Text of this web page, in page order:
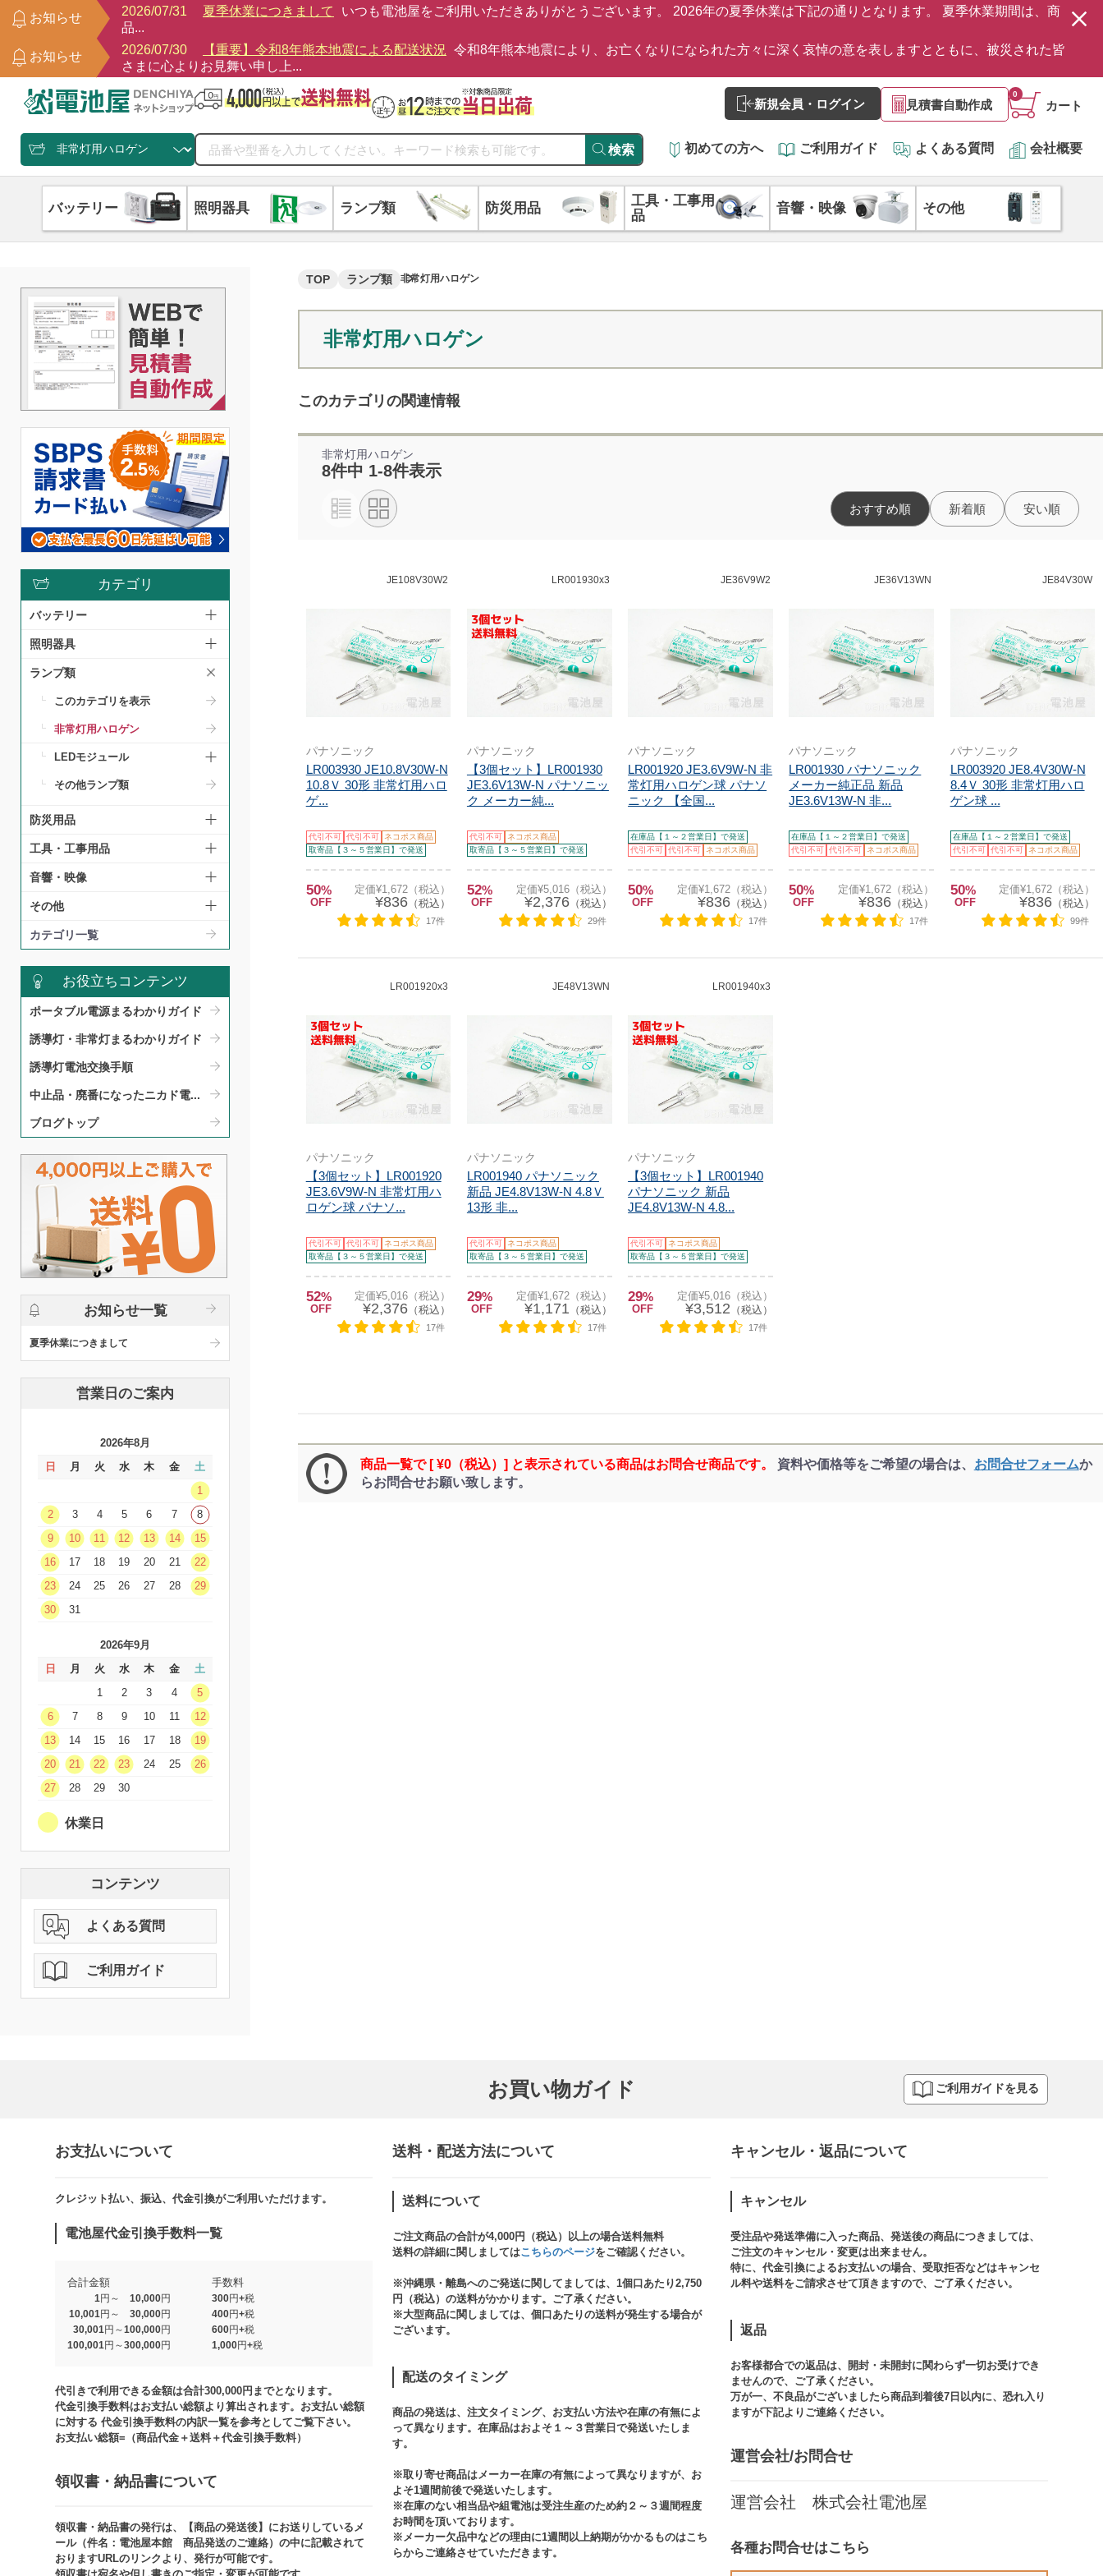
お知らせ
2026/07/31 夏季休業につきまして
いつも電池屋をご利用いただきありがとうございます。 2026年の夏季休業は下記の通りとなります。 夏季休業期間は、商
品...
お知らせ
2026/07/30 【重要】令和8年熊本地震による配送状況 令和8年熊本地震により、お亡くなりになられた方々に深く哀悼の意を表しますとともに、被災された皆
さまに心よりお見舞い申し上...
新規会員・ログイン 見積書自動作成 カート
0
検索 初めての方へ ご利用ガイド よくある質問 会社概要
バッテリー 照明器具 ランプ類 防災用品
工具・工事用
品
音響・映像 その他
カテゴリ
バッテリー
照明器具
ランプ類
このカテゴリを表示
非常灯用ハロゲン
LEDモジュール
その他ランプ類
防災用品
工具・工事用品
音響・映像
その他
カテゴリ一覧
お役立ちコンテンツ
ポータブル電源まるわかりガイド​
誘導灯・非常灯まるわかりガイド​
誘導灯電池交換手順​
中止品・廃番になったニカド電...
ブログトップ
お知らせ一覧
夏季休業につきまして
営業日のご案内
2026年8月
日
月 火 水 木 金
土
1
2
3 4 5 6 7
8
9
10 11 12 13 14
15
16
17 18 19 20 21
22
23
24 25 26 27 28
29
30
31
2026年9月
日
月 火 水 木 金
土
1
2 3 4
5
6
7 8 9 10 11
12
13
14 15 16 17 18
19
20
21 22 23 24 25
26
27
28 29 30
休業日
コンテンツ
よくある質問
ご利用ガイド
TOP ランプ類 非常灯用ハロゲン
非常灯用ハロゲン
このカテゴリの関連情報
非常灯用ハロゲン
8件中 1-8件表示
おすすめ順 新着順 安い順
JE108V30W2
パナソニック
LR003930 JE10.8V30W-N
10.8Ｖ 30形 非常灯用ハロ
ゲ...
代引不可 代引不可 ネコポス商品
取寄品【３～５営業日】で発送
50%
OFF
定価¥1,672（税込）
¥836 （税込）
17件
LR001930x3
パナソニック
【3個セット】LR001930
JE3.6V13W-N パナソニッ
ク メーカー純...
代引不可 ネコポス商品
取寄品【３～５営業日】で発送
52%
OFF
定価¥5,016（税込）
¥2,376（税込）
29件
JE36V9W2
パナソニック
LR001920 JE3.6V9W-N 非
常灯用ハロゲン球 パナソ
ニック 【全国...
在庫品【１～２営業日】で発送
代引不可 代引不可 ネコポス商品
50%
OFF
定価¥1,672（税込）
¥836（税込）
17件
JE36V13WN
パナソニック
LR001930 パナソニック
メーカー純正品 新品
JE3.6V13W-N 非...
在庫品【１～２営業日】で発送
代引不可 代引不可 ネコポス商品
50%
OFF
定価¥1,672（税込）
¥836（税込）
17件
JE84V30W
パナソニック
LR003920 JE8.4V30W-N
8.4Ｖ 30形 非常灯用ハロ
ゲン球 ...
在庫品【１～２営業日】で発送
代引不可 代引不可 ネコポス商品
50%
OFF
定価¥1,672（税込）
¥836 （税込）
99件
LR001920x3
パナソニック
【3個セット】LR001920
JE3.6V9W-N 非常灯用ハ
ロゲン球 パナソ...
代引不可 代引不可 ネコポス商品
取寄品【３～５営業日】で発送
52%
OFF
定価¥5,016（税込）
¥2,376 （税込）
17件
JE48V13WN
パナソニック
LR001940 パナソニック
新品 JE4.8V13W-N 4.8Ｖ
13形 非...
代引不可 ネコポス商品
取寄品【３～５営業日】で発送
29%
OFF
定価¥1,672（税込）
¥1,171 （税込）
17件
LR001940x3
パナソニック
【3個セット】LR001940
パナソニック 新品
JE4.8V13W-N 4.8...
代引不可 ネコポス商品
取寄品【３～５営業日】で発送
29%
OFF
定価¥5,016（税込）
¥3,512 （税込）
17件
商品一覧で [ ¥0（税込）] と表示されている商品はお問合せ商品です。 資料や価格等をご希望の場合は、 お問合せフォームか
らお問合せお願い致します。
お買い物ガイド ご利用ガイドを見る
お支払いについて
クレジット払い、振込、代金引換がご利用いただけます。​​
電池屋代金引換手数料一覧
合計金額 手数料
1円～ 10,000円
300円+税
10,001円～ 30,000円
400円+税
30,001円～100,000円
600円+税
100,001円～300,000円
1,000円+税​
代引きで利用できる金額は合計300,000円までとなります。
代金引換手数料はお支払い総額より算出されます。お支払い総額
に対する 代金引換手数料の内訳一覧を参考としてご覧下さい。​
お支払い総額=（商品代金＋送料＋代金引換手数料）​
領収書・納品書について​
領収書・納品書の発行は、【商品の発送後】にお送りしているメ
ール（件名：電池屋本館 商品発送のご連絡）の中に記載されて
おりますURLのリンクより、発行が可能です。
送料・配送方法について​
送料について
ご注文商品の合計が4,000円（税込）以上の場合送料無料
送料の詳細に関しましてはこちらのページをご確認ください。​
※沖縄県・離島へのご発送に関してましては、1個口あたり2,750
円（税込）の送料がかかります。ご了承ください。
※大型商品に関しましては、個口あたりの送料が発生する場合が
ございます。​
配送のタイミング
商品の発送は、注文タイミング、お支払い方法や在庫の有無によ
って異なります。在庫品はおよそ１～３営業日で発送いたしま
す。​
※取り寄せ商品はメーカー在庫の有無によって異なりますが、お
よそ1週間前後で発送いたします。
※在庫のない相当品や組電池は受注生産のため約２～３週間程度
お時間を頂いております。​
※メーカー欠品中などの理由に1週間以上納期がかかるものはこち
らからご連絡させていただきます。
キャンセル・返品について​
キャンセル
受注品や発送準備に入った商品、発送後の商品につきましては、
ご注文のキャンセル・変更は出来ません。​
特に、代金引換によるお支払いの場合、受取拒否などはキャンセ
ル料や送料をご請求させて頂きますので、ご了承ください。​
返品
お客様都合での返品は、開封・未開封に関わらず一切お受けでき
ませんので、ご了承ください。​​
万が一、不良品がございましたら商品到着後7日以内に、恐れ入り
ますが下記よりご連絡ください。
運営会社/お問合せ​
運営会社 株式会社電池屋
各種お問合せはこちら